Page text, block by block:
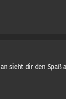
sieht dir den Spaß